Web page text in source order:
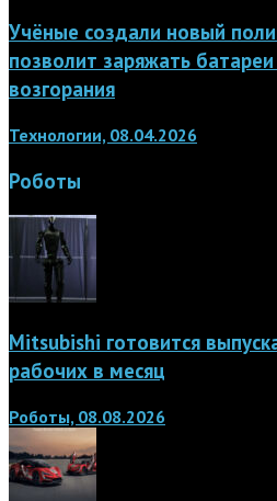
Учёные создали новый
позволит заряжать
возгорания
Технологии, 08.04.2026
Роботы
Mitsubishi готовится
рабочих в месяц
Роботы, 08.08.2026